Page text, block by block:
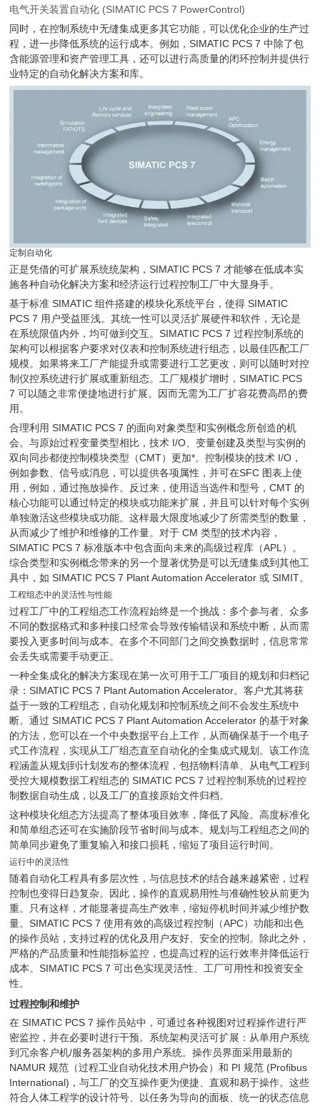
电气开关装置自动化 (SIMATIC PCS 7 PowerControl)
同时，在控制系统中无缝集成更多其它功能，可以优化企业的生产过
程，进一步降低系统的运行成本。例如，SIMATIC PCS 7 中除了包
含能源管理和资产管理工具，还可以进行高质量的闭环控制并提供行
业特定的自动化解决方案和库。
定制自动化
正是凭借的可扩展系统统架构，SIMATIC PCS 7 才能够在低成本实
施各种自动化解决方案和经济运行过程控制工厂中大显身手。
基于标准 SIMATIC 组件搭建的模块化系统平台，使得 SIMATIC
PCS 7 用户受益匪浅。其统一性可以灵活扩展硬件和软件，无论是
在系统限值内外，均可做到交互。SIMATIC PCS 7 过程控制系统的
架构可以根据客户要求对仪表和控制系统进行组态，以最佳匹配工厂
规模。如果将来工厂产能提升或需要进行工艺更改，则可以随时对控
制仪控系统进行扩展或重新组态。工厂规模扩增时，SIMATIC PCS
7 可以随之非常便捷地进行扩展。因而无需为工厂扩容花费高昂的费
用。
合理利用 SIMATIC PCS 7 的面向对象类型和实例概念所创造的机
会。与原始过程变量类型相比，技术 I/O、变量创建及类型与实例的
双向同步都使控制模块类型（CMT）更加*。控制模块的技术 I/O，
例如参数、信号或消息，可以提供各项属性，并可在SFC 图表上使
用，例如，通过拖放操作。反过来，使用适当选件和型号，CMT 的
核心功能可以通过特定的模块或功能来扩展，并且可以针对每个实例
单独激活这些模块或功能。这样最大限度地减少了所需类型的数量，
从而减少了维护和维修的工作量。对于 CM 类型的技术内容，
SIMATIC PCS 7 标准版本中包含面向未来的高级过程库（APL）。
综合类型和实例概念带来的另一个显著优势是可以无缝集成到其他工
具中，如 SIMATIC PCS 7 Plant Automation Accelerator 或 SIMIT。
工程组态中的灵活性与性能
过程工厂中的工程组态工作流程始终是一个挑战：多个参与者、众多
不同的数据格式和多种接口经常会导致传输错误和系统中断，从而需
要投入更多时间与成本。在多个不同部门之间交换数据时，信息常常
会丢失或需要手动更正。
一种全集成化的解决方案现在第一次可用于工厂项目的规划和归档记
录：SIMATIC PCS 7 Plant Automation Accelerator。客户尤其将获
益于一致的工程组态，自动化规划和控制系统之间不会发生系统中
断。通过 SIMATIC PCS 7 Plant Automation Accelerator 的基于对象
的方法，您可以在一个中央数据平台上工作，从而确保基于一个电子
式工作流程，实现从工厂组态直至自动化的全集成式规划。该工作流
程涵盖从规划到计划发布的整体流程，包括物料清单、从电气工程到
受控大规模数据工程组态的 SIMATIC PCS 7 过程控制系统的过程控
制数据自动生成，以及工厂的直接原始文件归档。
这种模块化组态方法提高了整体项目效率，降低了风险。高度标准化
和简单组态还可在实施阶段节省时间与成本。规划与工程组态之间的
简单同步避免了重复输入和接口损耗，缩短了项目运行时间。
运行中的灵活性
随着自动化工程具有多层次性，与信息技术的结合越来越紧密，过程
控制也变得日趋复杂。因此，操作的直观易用性与准确性较从前更为
重。只有这样，才能显著提高生产效率，缩短停机时间并减少维护数
量。SIMATIC PCS 7 使用有效的高级过程控制（APC）功能和出色
的操作员站，支持过程的优化及用户友好、安全的控制。除此之外，
严格的产品质量和性能指标监控，也提高过程的运行效率并降低运行
成本。SIMATIC PCS 7 可出色实现灵活性、工厂可用性和投资安全
性。
过程控制和维护
在 SIMATIC PCS 7 操作员站中，可通过各种视图对过程操作进行严
密监控，并在必要时进行干预。系统架构灵活可扩展：从单用户系统
到冗余客户机/服务器架构的多用户系统。操作员界面采用最新的
NAMUR 规范（过程工业自动化技术用户协会）和 PI 规范 (Profibus
International)，与工厂的交互操作更为便捷、直观和易于操作。这些
符合人体工程学的设计符号、以任务为导向的面板、统一的状态信息